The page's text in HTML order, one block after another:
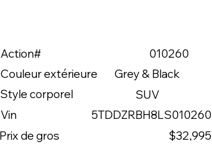
Action#
010260
Couleur extérieure
Grey & Black
Style corporel
SUV
Vin
5TDDZRBH8LS010260
Prix de gros
$32,995